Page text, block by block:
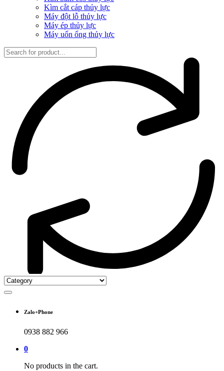
Kìm cắt cáp thủy lực
Máy đột lỗ thủy lực
Máy ép thủy lực
Máy uốn ống thủy lực
Zalo+Phone
0938 882 966
0
No products in the cart.